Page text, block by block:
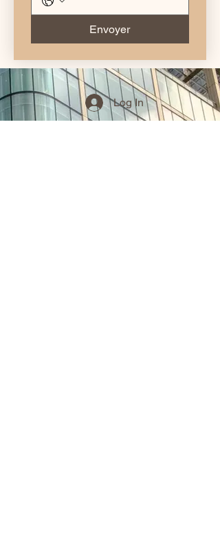
Envoyer
Log In